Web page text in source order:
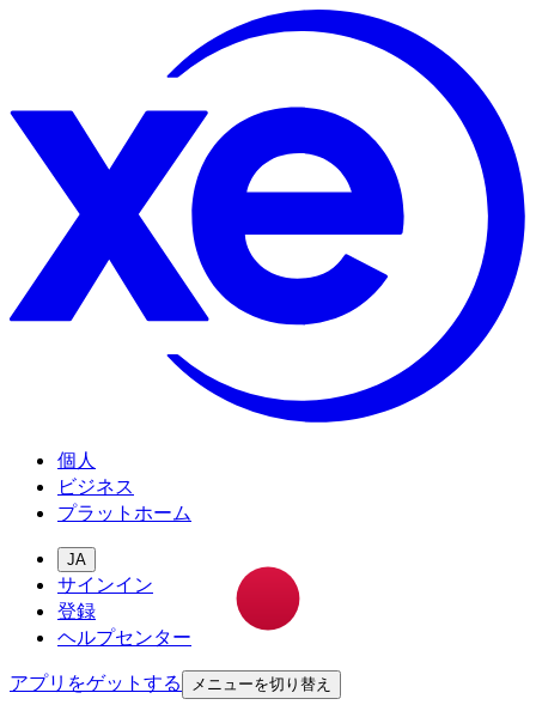
個人
ビジネス
プラットホーム
JA
サインイン
登録
ヘルプセンター
アプリをゲットする
メニューを切り替え